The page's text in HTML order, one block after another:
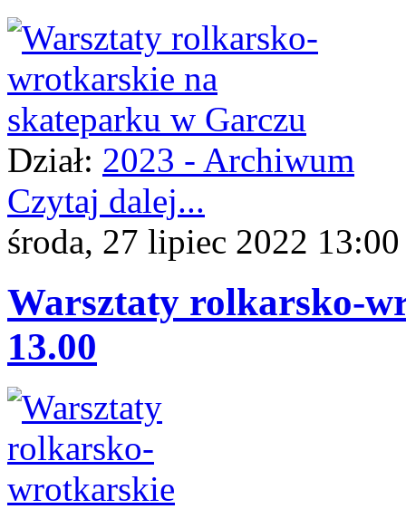
Dział: 2023 - Archiwum
Czytaj dalej...
środa, 27 lipiec 2022 13:00
Warsztaty rolkarsko-
13.00